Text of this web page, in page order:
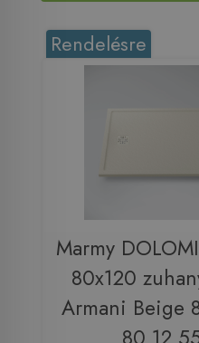
Rendelésre
Marmy
80x120
Armani Beige